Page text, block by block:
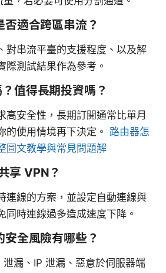
適合跨區串流？
對串流平臺的支援程度、以及解
際測試結果作為參考。
值得長期投資嗎？
高安全性，長期訂閱通常比單月
的使用情境再下決定。 路由器怎
圖文教學與常見問題解
享 VPN？
連線的方案，並設定自動連線與
同時連線過多造成速度下降。
全風險有哪些？
漏、IP 泄漏、惡意於伺服器端